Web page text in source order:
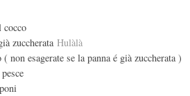
cocco
zuccherata Hulàlà
non esagerate se la panna é già zuccherata )